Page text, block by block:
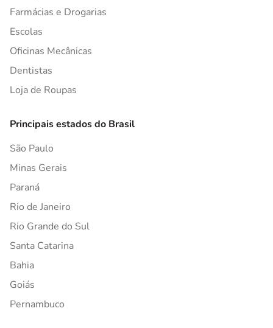
Farmácias e Drogarias
Escolas
Oficinas Mecânicas
Dentistas
Loja de Roupas
Principais estados do Brasil
São Paulo
Minas Gerais
Paraná
Rio de Janeiro
Rio Grande do Sul
Santa Catarina
Bahia
Goiás
Pernambuco